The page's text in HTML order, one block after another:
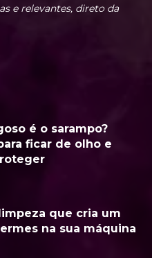
e relevantes, direto da
é o sarampo?
ficar de olho e
que cria um
na sua máquina